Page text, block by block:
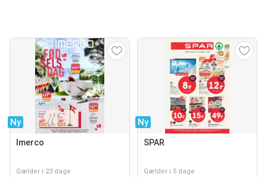
Ny
Imerco
Gælder i 23 dage
Ny
SPAR
Gælder i 5 dage